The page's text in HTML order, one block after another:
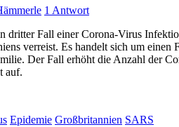
1 Antwort
dritter Fall einer Corona-Virus
verreist. Es handelt sich um
Der Fall erhöht die Anzahl der
auf.
Epidemie Großbritannien SARS